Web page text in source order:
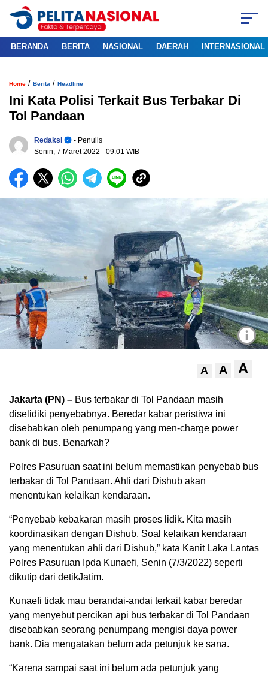
BERANDA BERITA NASIONAL DAERAH INTERNASIONAL
Home / Berita / Headline
Ini Kata Polisi Terkait Bus Terbakar Di
Tol Pandaan
Redaksi
- Penulis
Senin, 7 Maret 2022 - 09:01 WIB
i
A A A
Jakarta (PN) – Bus terbakar di Tol Pandaan masih
diselidiki penyebabnya. Beredar kabar peristiwa ini
disebabkan oleh penumpang yang men-charge power
bank di bus. Benarkah?
Polres Pasuruan saat ini belum memastikan penyebab bus
terbakar di Tol Pandaan. Ahli dari Dishub akan
menentukan kelaikan kendaraan.
“Penyebab kebakaran masih proses lidik. Kita masih
koordinasikan dengan Dishub. Soal kelaikan kendaraan
yang menentukan ahli dari Dishub,” kata Kanit Laka Lantas
Polres Pasuruan Ipda Kunaefi, Senin (7/3/2022) seperti
dikutip dari detikJatim.
Kunaefi tidak mau berandai-andai terkait kabar beredar
yang menyebut percikan api bus terbakar di Tol Pandaan
disebabkan seorang penumpang mengisi daya power
bank. Dia mengatakan belum ada petunjuk ke sana.
“Karena sampai saat ini belum ada petunjuk yang